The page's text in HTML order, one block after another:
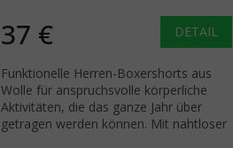
37 € DETAIL
Funktionelle Herren-Boxershorts aus
Wolle für anspruchsvolle körperliche
Aktivitäten, die das ganze Jahr über
getragen werden können. Mit nahtloser